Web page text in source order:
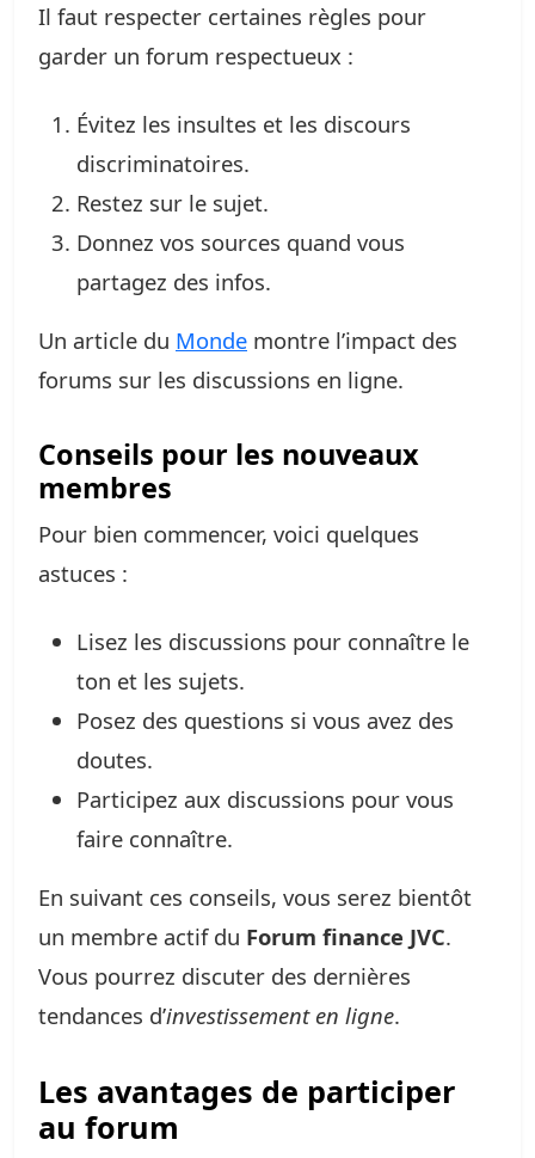
Il faut respecter certaines règles pour
garder un forum respectueux :
Évitez les insultes et les discours
discriminatoires.
Restez sur le sujet.
Donnez vos sources quand vous
partagez des infos.
Un article du Monde montre l’impact des
forums sur les discussions en ligne.
Conseils pour les nouveaux
membres
Pour bien commencer, voici quelques
astuces :
Lisez les discussions pour connaître le
ton et les sujets.
Posez des questions si vous avez des
doutes.
Participez aux discussions pour vous
faire connaître.
En suivant ces conseils, vous serez bientôt
un membre actif du Forum finance JVC.
Vous pourrez discuter des dernières
tendances d’investissement en ligne.
Les avantages de participer
au forum